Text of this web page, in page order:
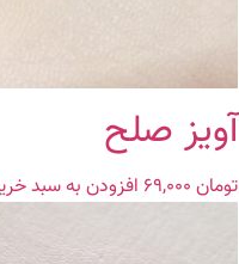
آویز صلح
تومان افزودن به سبد